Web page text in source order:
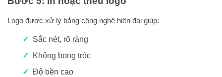
Logo được xử lý bằng công nghệ hiện đại giúp:
Sắc nét, rõ ràng
Không bong tróc
Độ bền cao